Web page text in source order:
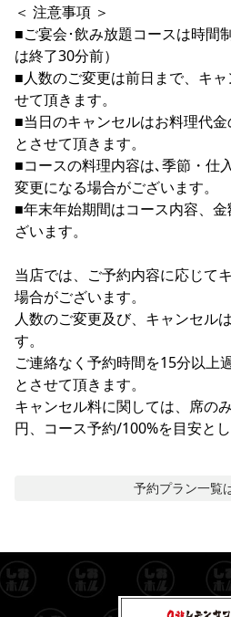
＜ 注意事項 ＞
■ご宴会･飲み放題コースは時間
は終了30分前）
■人数のご変更は前日まで、キ
せて頂きます。
■当日のキャンセルはお料理代
とさせて頂きます。
■コースの料理内容は､季節・仕
変更になる場合がございます。
■年末年始期間はコース内容、
ざいます。
当店では、ご予約内容に応じて
場合がございます。
人数のご変更及び、キャンセル
す。
ご連絡なく予約時間を15分以上
とさせて頂きます。
キャンセル料に関しては、席の
円、コース予約/100%を目安と
予約プラン一覧